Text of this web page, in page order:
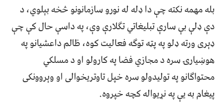
بله مهمه نکته چې دا ډله له نورو سازمانونو څخه بېلوي، د
دې ډلې بې سارې تبلیغاتي تګلارې وې، په داسې حال کې چې
ډېری ورته ډلو په پټه توګه فعالیت کوه، ظالم داعشیانو په
هوښیارۍ سره د مجازي فضا په کارولو او د مسلکي
محتواګانو په تولیدولو سره خپل تاوتریخوالی او وېروونکی
پیغام به یې په نړیواله کچه خپروه.